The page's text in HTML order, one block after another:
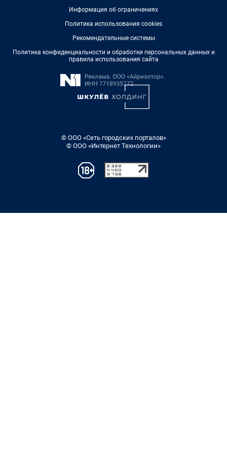
Информация об ограничениях
Политика использования cookies
Рекомендательные системы
Политика конфиденциальности и обработки персональных данных и
правила использования сайта
© ООО «Сеть городских порталов»
© ООО «Интернет Технологии»